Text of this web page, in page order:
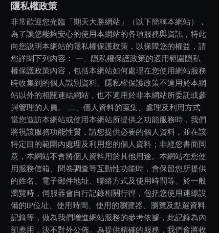
隱私權政策
非常歡迎您光臨「期天大勝網站」（以下簡稱本網站），
為了讓您能夠安心的使用本網站的各項服務與資訊，特此
向您說明本網站的隱私權保護政策，以保障您的權益，請
您詳閱下列內容： 一、隱私權保護政策的適用範圍隱私
權保護政策內容，包括本網站如何處理在您使用網站服務
時收集到的個人識別資料。隱私權保護政策不適用於本網
站以外的相關連結網站，也不適用於非本網站所委託或參
與管理的人員。 二、個人資料的蒐集、處理及利用方式
當您造訪本網站或使用本網站所提供之功能服務時，我們
將視該服務功能性質，請您提供必要的個人資料，並在該
特定目的範圍內處理及利用您的個人資料；非經您書面同
意，本網站不會將個人資料用於其他用途。本網站在您使
用服務信箱、問卷調查等互動性功能時，會保留您所提供
的姓名、電子郵件地址、聯絡方式及使用時間等。於一般
瀏覽時，伺服器會自行記錄相關行徑，包括您使用連線設
備的IP位址、使用時間、使用的瀏覽器、瀏覽及點選資料
記錄等，做為我們增進網站服務的參考依據，此記錄為內
部應用，決不對外公佈。為提供精確的服務，我們會將收